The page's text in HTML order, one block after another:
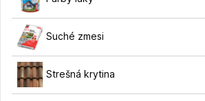
Suché zmesi
Strešná krytina